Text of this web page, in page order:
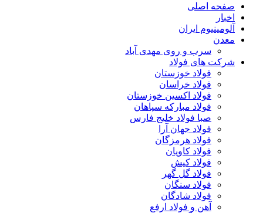
صفحه اصلی
اخبار
آلومینیوم ایران
معدن
سرب و روی مهدی آباد
شرکت های فولاد
فولاد خوزستان
فولاد خراسان
فولاد اکسین خوزستان
فولاد مبارکه سپاهان
صبا فولاد خلیج فارس
فولاد جهان آرا
فولاد هرمزگان
فولاد کاویان
فولاد کیش
فولاد گل گهر
فولاد سنگان
فولاد شادگان
آهن و فولاد ارفع